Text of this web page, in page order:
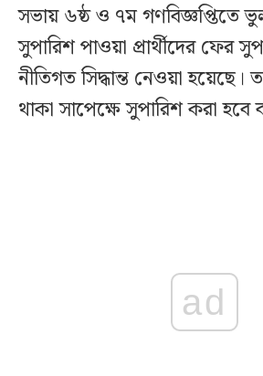
সভায় ৬ষ্ঠ ও ৭ম গণবিজ্ঞপ্তিতে
সুপারিশ পাওয়া প্রার্থীদের ফের
নীতিগত সিদ্ধান্ত নেওয়া হয়েছে।
থাকা সাপেক্ষে সুপারিশ করা হবে
ad